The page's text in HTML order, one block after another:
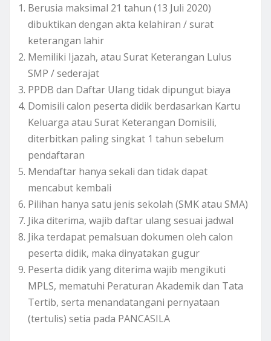
Berusia maksimal 21 tahun (13 Juli 2020)
dibuktikan dengan akta kelahiran / surat
keterangan lahir
Memiliki Ijazah, atau Surat Keterangan Lulus
SMP / sederajat
PPDB dan Daftar Ulang tidak dipungut biaya
Domisili calon peserta didik berdasarkan Kartu
Keluarga atau Surat Keterangan Domisili,
diterbitkan paling singkat 1 tahun sebelum
pendaftaran
Mendaftar hanya sekali dan tidak dapat
mencabut kembali
Pilihan hanya satu jenis sekolah (SMK atau SMA)
Jika diterima, wajib daftar ulang sesuai jadwal
Jika terdapat pemalsuan dokumen oleh calon
peserta didik, maka dinyatakan gugur
Peserta didik yang diterima wajib mengikuti
MPLS, mematuhi Peraturan Akademik dan Tata
Tertib, serta menandatangani pernyataan
(tertulis) setia pada PANCASILA